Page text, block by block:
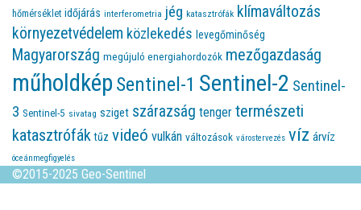
hőmérséklet időjárás interferometria jég katasztrófák klímaváltozás
környezetvédelem közlekedés levegőminőség
Magyarország megújuló energiahordozók mezőgazdaság
műholdkép Sentinel-1 Sentinel-2 Sentinel-
3 Sentinel-5 sivatag sziget szárazság tenger természeti
katasztrófák tűz videó vulkán változások várostervezés víz árvíz
óceánmegfigyelés
©2015-2025 Geo-Sentinel